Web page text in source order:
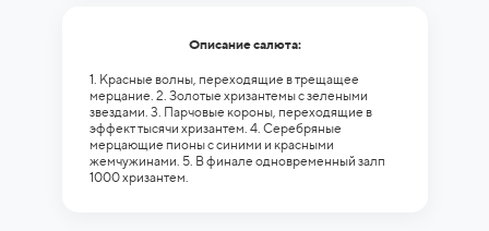
Описание салюта:
1. Красные волны, переходящие в трещащее
мерцание. 2. Золотые хризантемы с зелеными
звездами. 3. Парчовые короны, переходящие в
эффект тысячи хризантем. 4. Серебряные
мерцающие пионы с синими и красными
жемчужинами. 5. В финале одновременный залп
1000 хризантем.